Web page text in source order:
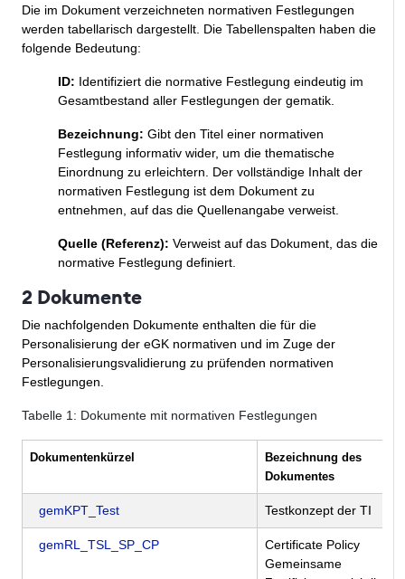
Die im Dokument verzeichneten normativen Festlegungen
werden tabellarisch dargestellt. Die Tabellenspalten haben die
folgende Bedeutung:
ID: Identifiziert die normative Festlegung eindeutig im
Gesamtbestand aller Festlegungen der gematik.
Bezeichnung: Gibt den Titel einer normativen
Festlegung informativ wider, um die thematische
Einordnung zu erleichtern. Der vollständige Inhalt der
normativen Festlegung ist dem Dokument zu
entnehmen, auf das die Quellenangabe verweist.
Quelle (Referenz): Verweist auf das Dokument, das die
normative Festlegung definiert.
2 Dokumente
Die nachfolgenden Dokumente enthalten die für die
Personalisierung der eGK normativen und im Zuge der
Personalisierungsvalidierung zu prüfenden normativen
Festlegungen.
Tabelle 1: Dokumente mit normativen Festlegungen
Dokumentenkürzel
Bezeichnung des
Dokumentes
gemKPT_Test Testkonzept der TI
gemRL_TSL_SP_CP
Certificate Policy
Gemeinsame